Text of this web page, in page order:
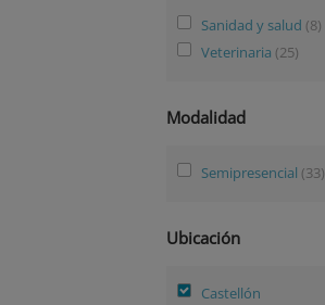
Sanidad y salud (8)
Veterinaria (25)
Modalidad
Semipresencial (33)
Ubicación
Castellón